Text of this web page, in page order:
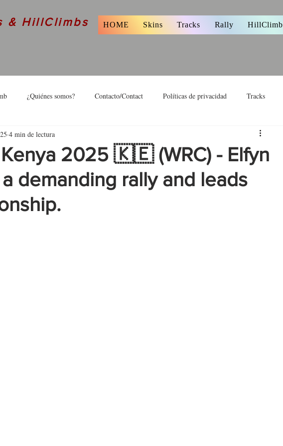
& HillClimbs HOME Skins Tracks Rally HillClimb
¿Quiénes somos? Contacto/Contact Políticas de privacidad Tracks
Kenya 2025 🇰🇪 (WRC) - Elfyn
demanding rally and leads
4 min de lectura